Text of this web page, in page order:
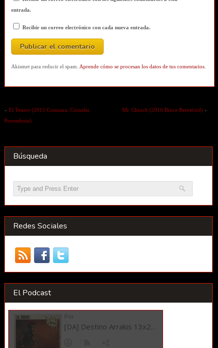
entrada.
Recibir un correo electrónico con cada nueva entrada.
Akismet para reducir el spam. Aprende cómo se procesan los datos de tus comentarios.
« El Tesoro (2015 Comoara. Corneliu
Porumboiu)
Mr. Church (2016 Bruce Beresford) »
Búsqueda
Redes Sociales
El Podcast